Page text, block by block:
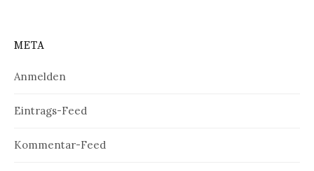
META
Anmelden
Eintrags-Feed
Kommentar-Feed